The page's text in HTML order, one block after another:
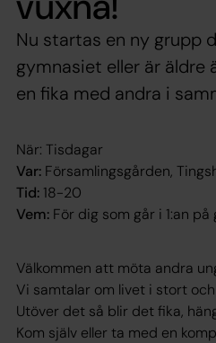
Nu startas en ny grupp
gymnasiet eller är äldre
en fika med andra i
När: Tisdagar
Var: Församlingsgården,
Tid: 18-20
Vem: För dig som går i 1:an
Välkommen att möta andra
Vi samtalar om livet i stort
Utöver det så blir det fika,
Kom själv eller ta med en